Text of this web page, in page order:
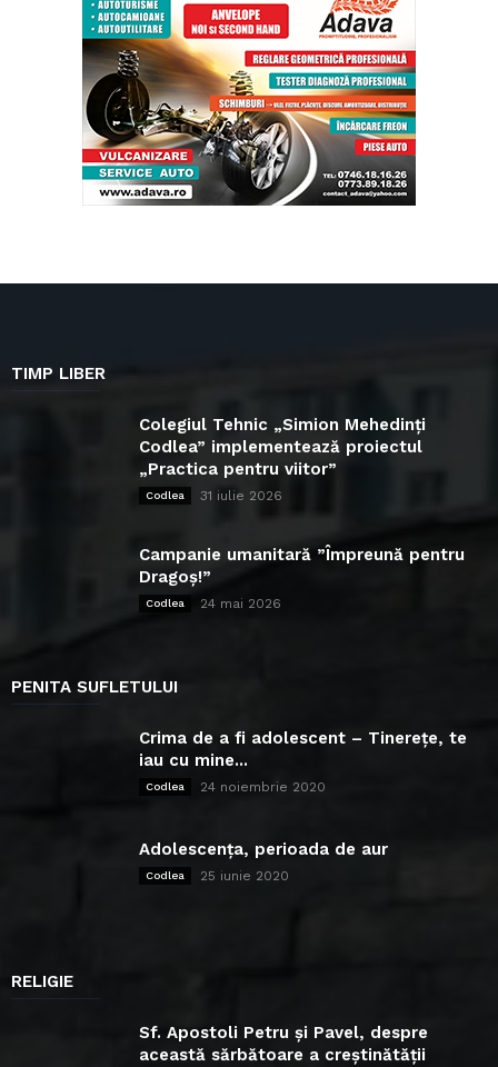
TIMP LIBER
Colegiul Tehnic „Simion Mehedinți
Codlea” implementează proiectul
„Practica pentru viitor”
Codlea 31 iulie 2026
Campanie umanitară ”Împreună pentru
Dragoș!”
Codlea 24 mai 2026
PENITA SUFLETULUI
Crima de a fi adolescent – Tinerețe, te
iau cu mine...
Codlea 24 noiembrie 2020
Adolescența, perioada de aur
Codlea 25 iunie 2020
RELIGIE
Sf. Apostoli Petru și Pavel, despre
această sărbătoare a creștinătății